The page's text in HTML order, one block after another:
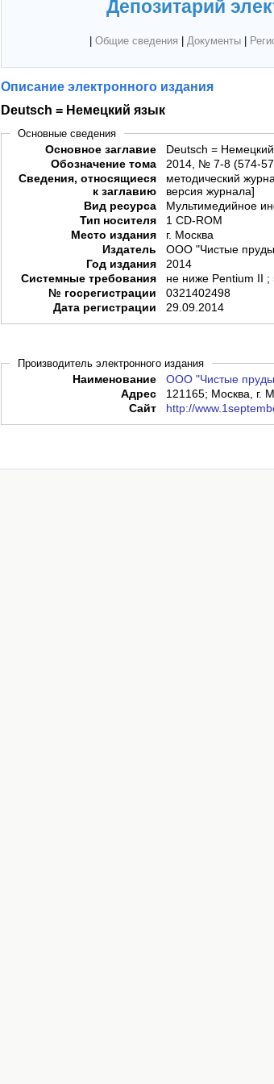
Депозитарий
Общие сведения Документы|
Описание электронного издания
Deutsch = Немецкий язык
Основные сведения
Основное заглавие
Deutsch =
Обозначение тома
2014, № 7-8 (574-
Сведения, относящиеся
к заглавию
методический
версия журнала]
Вид ресурса
Мультимедийное
Тип носителя
1 CD-ROM
Место издания
г. Москва
Издатель
ООО "Чистые
Год издания
2014
Системные требования
не ниже Pentium II
№ госрегистрации
0321402498
Дата регистрации
29.09.2014
Производитель электронного издания
Наименование
ООО "Чистые
Адрес
121165; Москва, г.
Сайт
http://